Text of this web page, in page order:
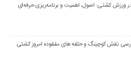
ورزش کشتی: اصول، اهمیت و برنامه‌ریزی حرفه‌ای
نقش کوچینگ و حلقه های مفقوده امروز کشتی